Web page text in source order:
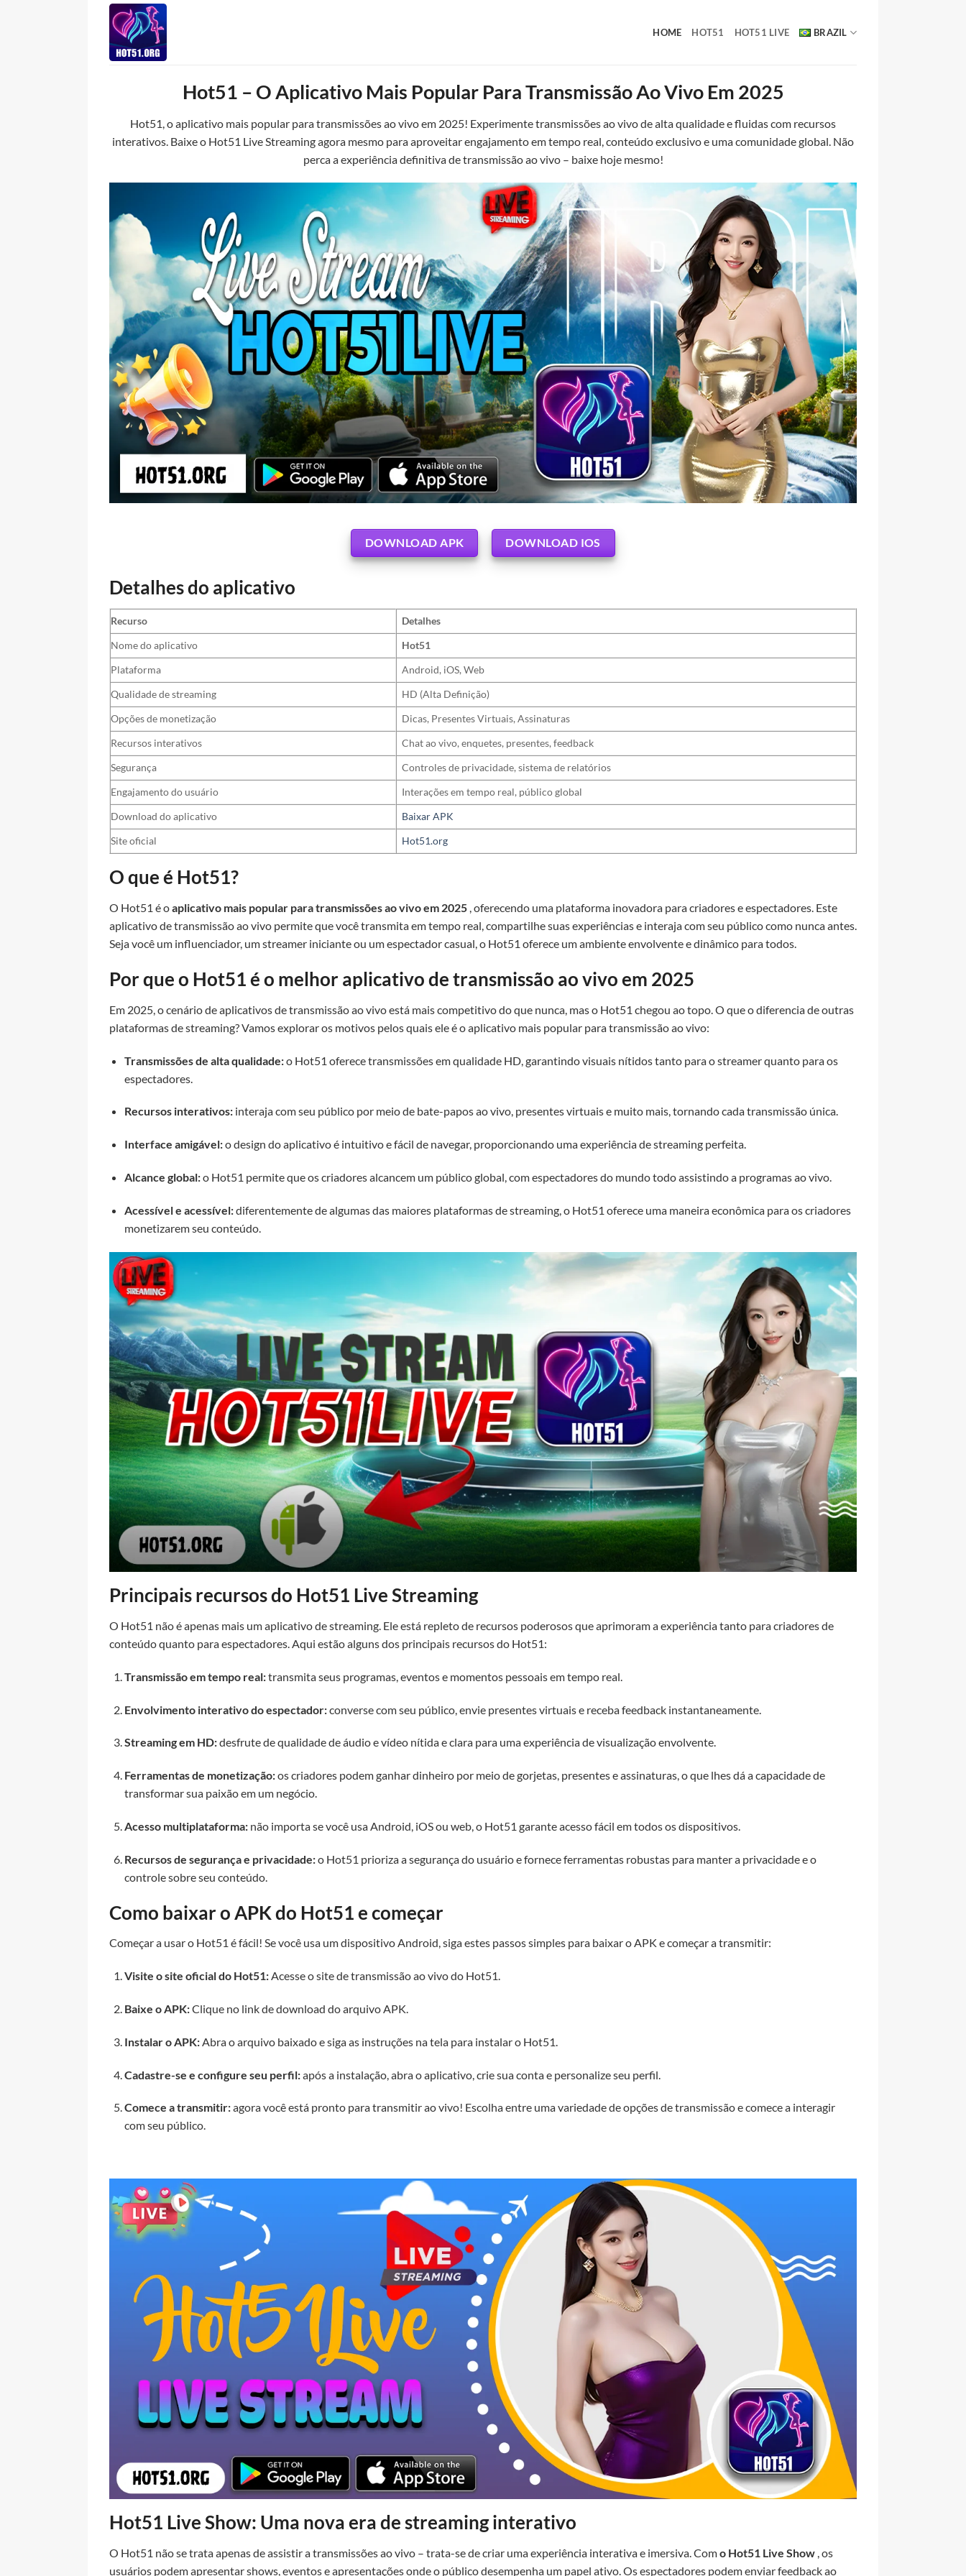
content
HOME HOT51 HOT51 LIVE BRAZIL
Hot51 – O Aplicativo Mais Popular Para Transmissão Ao Vivo Em 2025
Hot51, o aplicativo mais popular para transmissões ao vivo em 2025! Experimente transmissões ao vivo de alta qualidade e fluidas com recursos
interativos. Baixe o Hot51 Live Streaming agora mesmo para aproveitar engajamento em tempo real, conteúdo exclusivo e uma comunidade global. Não
perca a experiência definitiva de transmissão ao vivo – baixe hoje mesmo!
DOWNLOAD APK DOWNLOAD IOS
Detalhes do aplicativo
Recurso
Detalhes
Nome do aplicativo
Hot51
Plataforma
Android, iOS, Web
Qualidade de streaming
HD (Alta Definição)
Opções de monetização
Dicas, Presentes Virtuais, Assinaturas
Recursos interativos
Chat ao vivo, enquetes, presentes, feedback
Segurança
Controles de privacidade, sistema de relatórios
Engajamento do usuário
Interações em tempo real, público global
Download do aplicativo
Baixar APK
Site oficial
Hot51.org
O que é Hot51?
O Hot51 é oaplicativo mais popular para transmissões ao vivo em 2025 , oferecendo uma plataforma inovadora para criadores e espectadores. Este
aplicativo de transmissão ao vivo permite que você transmita em tempo real, compartilhe suas experiências e interaja com seu público como nunca antes.
Seja você um influenciador, um streamer iniciante ou um espectador casual, o Hot51 oferece um ambiente envolvente e dinâmico para todos.
Por que o Hot51 é o melhor aplicativo de transmissão ao vivo em 2025
Em 2025, o cenário de aplicativos de transmissão ao vivo está mais competitivo do que nunca, mas o Hot51 chegou ao topo. O que o diferencia de outras
plataformas de streaming? Vamos explorar os motivos pelos quais ele é o aplicativo mais popular para transmissão ao vivo:
Transmissões de alta qualidade:o Hot51 oferece transmissões em qualidade HD, garantindo visuais nítidos tanto para o streamer quanto para os
espectadores.
Recursos interativos:interaja com seu público por meio de bate-papos ao vivo, presentes virtuais e muito mais, tornando cada transmissão única.
Interface amigável:o design do aplicativo é intuitivo e fácil de navegar, proporcionando uma experiência de streaming perfeita.
Alcance global:o Hot51 permite que os criadores alcancem um público global, com espectadores do mundo todo assistindo a programas ao vivo.
Acessível e acessível:diferentemente de algumas das maiores plataformas de streaming, o Hot51 oferece uma maneira econômica para os criadores
monetizarem seu conteúdo.
Principais recursos do Hot51 Live Streaming
O Hot51 não é apenas mais um aplicativo de streaming. Ele está repleto de recursos poderosos que aprimoram a experiência tanto para criadores de
conteúdo quanto para espectadores. Aqui estão alguns dos principais recursos do Hot51:
Transmissão em tempo real:transmita seus programas, eventos e momentos pessoais em tempo real.
Envolvimento interativo do espectador:converse com seu público, envie presentes virtuais e receba feedback instantaneamente.
Streaming em HD:desfrute de qualidade de áudio e vídeo nítida e clara para uma experiência de visualização envolvente.
Ferramentas de monetização:os criadores podem ganhar dinheiro por meio de gorjetas, presentes e assinaturas, o que lhes dá a capacidade de
transformar sua paixão em um negócio.
Acesso multiplataforma:não importa se você usa Android, iOS ou web, o Hot51 garante acesso fácil em todos os dispositivos.
Recursos de segurança e privacidade:o Hot51 prioriza a segurança do usuário e fornece ferramentas robustas para manter a privacidade e o
controle sobre seu conteúdo.
Como baixar o APK do Hot51 e começar
Começar a usar o Hot51 é fácil! Se você usa um dispositivo Android, siga estes passos simples para baixar o APK e começar a transmitir:
Visite o site oficial do Hot51:Acesse o site de transmissão ao vivo do Hot51.
Baixe o APK:Clique no link de download do arquivo APK.
Instalar o APK:Abra o arquivo baixado e siga as instruções na tela para instalar o Hot51.
Cadastre-se e configure seu perfil:após a instalação, abra o aplicativo, crie sua conta e personalize seu perfil.
Comece a transmitir:agora você está pronto para transmitir ao vivo! Escolha entre uma variedade de opções de transmissão e comece a interagir
com seu público.
Hot51 Live Show: Uma nova era de streaming interativo
O Hot51 não se trata apenas de assistir a transmissões ao vivo – trata-se de criar uma experiência interativa e imersiva. Como Hot51 Live Show , os
usuários podem apresentar shows, eventos e apresentações onde o público desempenha um papel ativo. Os espectadores podem enviar feedback ao